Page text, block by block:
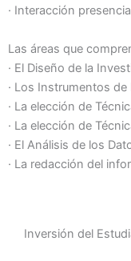
· Interacción
Las áreas que
· El Diseño de la
· Los Instrumentos
· La elección de
· La elección de
· El Análisis de los
· La redacción del
Inversión del